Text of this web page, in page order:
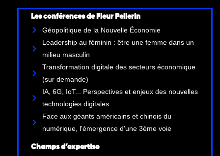
Les conférences de Fleur Pellerin
Géopolitique de la Nouvelle Économie
Leadership au féminin : être une femme dans un
milieu masculin
Transformation digitale des secteurs économique
(sur demande)
IA, 6G, IoT... Perspectives et enjeux des nouvelles
technologies digitales
Face aux géants américains et chinois du
numérique, l'émergence d'une 3ème voie
Champs d’expertise